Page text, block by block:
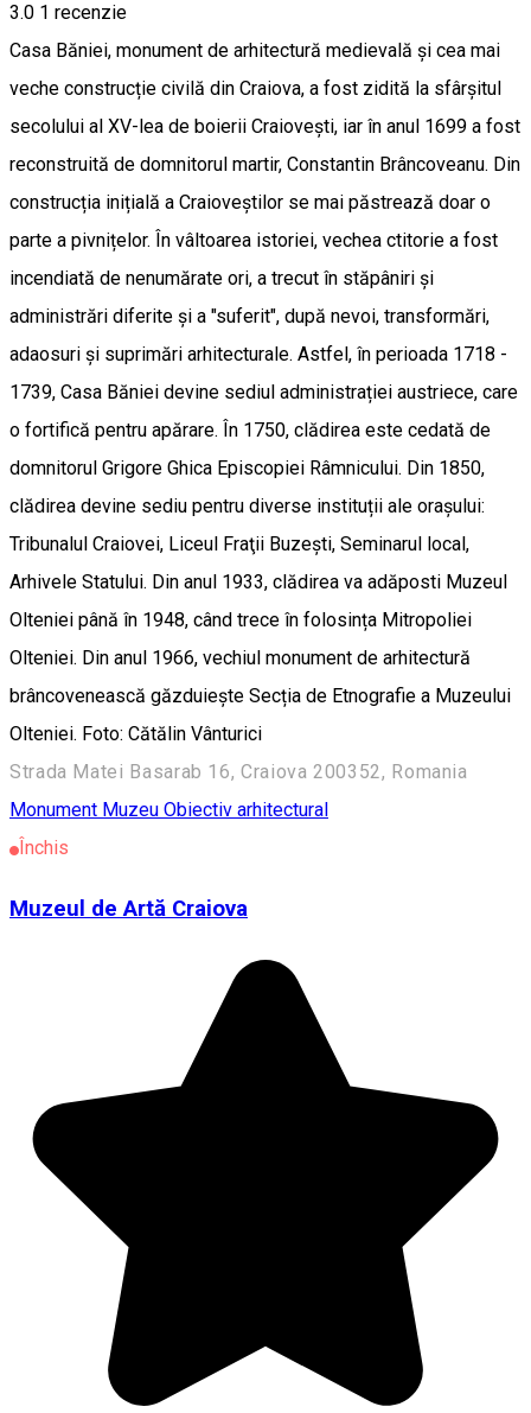
3.0 1 recenzie
Casa Băniei, monument de arhitectură medievală și cea mai
veche construcție civilă din Craiova, a fost zidită la sfârșitul
secolului al XV-lea de boierii Craiovești, iar în anul 1699 a fost
reconstruită de domnitorul martir, Constantin Brâncoveanu. Din
construcția inițială a Craioveștilor se mai păstrează doar o
parte a pivnițelor. În vâltoarea istoriei, vechea ctitorie a fost
incendiată de nenumărate ori, a trecut în stăpâniri și
administrări diferite și a "suferit", după nevoi, transformări,
adaosuri și suprimări arhitecturale. Astfel, în perioada 1718 -
1739, Casa Băniei devine sediul administrației austriece, care
o fortifică pentru apărare. În 1750, clădirea este cedată de
domnitorul Grigore Ghica Episcopiei Râmnicului. Din 1850,
clădirea devine sediu pentru diverse instituții ale orașului:
Tribunalul Craiovei, Liceul Fraţii Buzești, Seminarul local,
Arhivele Statului. Din anul 1933, clădirea va adăposti Muzeul
Olteniei până în 1948, când trece în folosința Mitropoliei
Olteniei. Din anul 1966, vechiul monument de arhitectură
brâncovenească găzduiește Secția de Etnografie a Muzeului
Olteniei. Foto: Cătălin Vânturici
Strada Matei Basarab 16, Craiova 200352, Romania
Monument Muzeu Obiectiv arhitectural
Închis
Muzeul de Artă Craiova